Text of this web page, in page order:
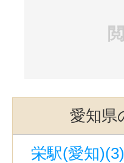
愛知県
栄駅(愛知)(3)